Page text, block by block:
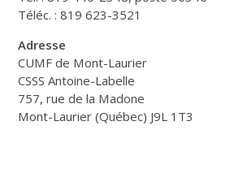
Téléc. : 819 623-3521
Adresse
CUMF de Mont-Laurier
CSSS Antoine-Labelle
757, rue de la Madone
Mont-Laurier (Québec) J9L 1T3